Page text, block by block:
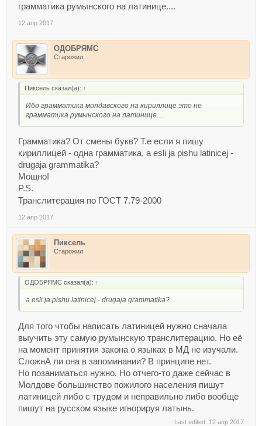
грамматика румынского на латинице....
12 апр 2017
ОДОБРЯМС
Старожил
Пиксель сказал(а): ↑
Ибо грамматика молдавского на кириллице это не
грамматика румынского на латинице....
Грамматика? От смены букв? Т.е если я пишу
кириллицей - одна грамматика, a esli ja pishu latinicej -
drugaja grammatika?
Мощно!
P.S.
Транслитерация по ГОСТ 7.79-2000
12 апр 2017
Пиксель
Старожил
ОДОБРЯМС сказал(а): ↑
a esli ja pishu latinicej - drugaja grammatika?
Для того чтобы написать латиницей нужно сначала
выучить эту самую румынскую транслитерацию. Но её
на момент принятия закона о языках в МД не изучали.
СложнА ли она в запоминании? В принципе нет.
Но позаниматься нужно. Но отчего-то даже сейчас в
Молдове большинство пожилого населения пишут
латиницей либо с трудом и неправильно либо вообще
пишут на русском языке игнорируя латынь.
Last edited: 12 апр 2017